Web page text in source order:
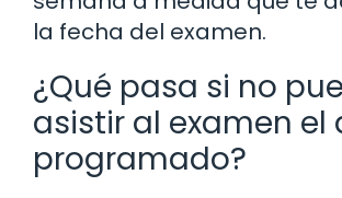
la fecha del examen.
¿Qué pasa si no
asistir al examen el
programado?